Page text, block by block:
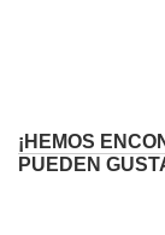
¡HEMOS
PUEDEN